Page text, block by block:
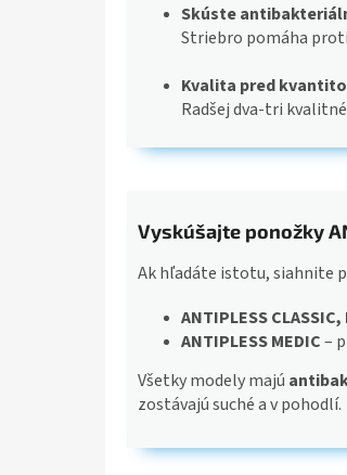
Skúste
Striebro pomáha
Kvalita pred
Radšej dva-tri
Vyskúšajte ponožky
Ak hľadáte istotu, siahnite
ANTIPLESS CLASSIC,
ANTIPLESS MEDIC–
Všetky modely majú
zostávajú suché a v pohodlí.